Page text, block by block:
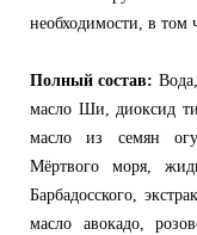
необходимости, в том
Полный состав:
масло Ши, диоксид
масло из семян
Мёртвого моря,
Барбадосского,
масло авокадо,